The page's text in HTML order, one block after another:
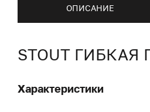
ОПИСАНИЕ
STOUT
Характеристики